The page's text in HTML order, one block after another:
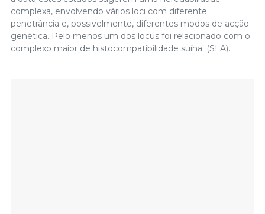
complexa, envolvendo vários loci com diferente
penetrância e, possivelmente, diferentes modos de acção
genética. Pelo menos um dos locus foi relacionado com o
complexo maior de histocompatibilidade suína. (SLA).